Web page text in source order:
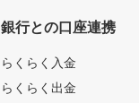
銀行との口座連携
らくらく入金
らくらく出金